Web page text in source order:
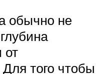
обычно не
от
Для того чтобы